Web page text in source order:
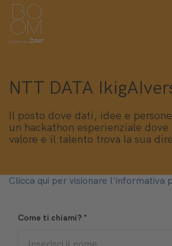
NTT DATA
Il posto dove dati, idee e
un hackathon esperienziale
valore e il talento trova la sua
Clicca qui per visionare l'informativa
Come ti chiami? *